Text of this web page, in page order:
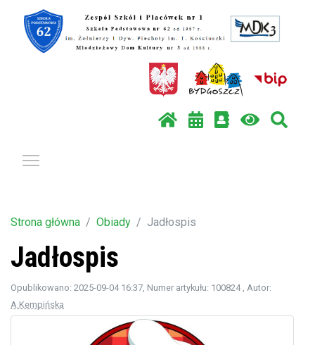
Strona główna Obiady Jadłospis
Jadłospis
Opublikowano: 2025-09-04 16:37 , Numer artykułu: 100824 , Autor:
A.Kempińska